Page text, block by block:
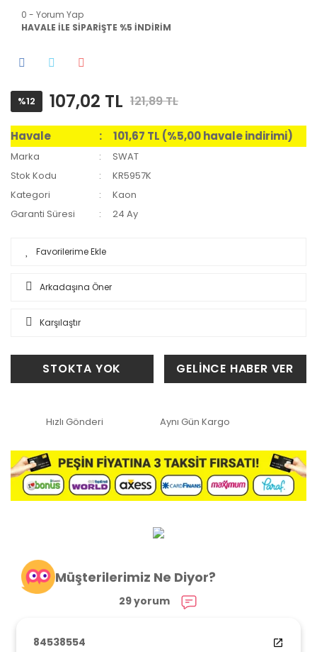
0 - Yorum Yap
HAVALE İLE SİPARİŞTE %5 İNDİRİM
%12 107,02 TL 121,89 TL
Havale 101,67 TL (%5,00 havale indirimi)
Marka
SWAT
Stok Kodu
KR5957K
Kategori
Kaon
Garanti Süresi
24 Ay
Arkadaşına Öner
Karşılaştır
STOKTA YOK GELİNCE HABER VER
Hızlı Gönderi Aynı Gün Kargo
Müşterilerimiz Ne Diyor?
29 yorum
84538554